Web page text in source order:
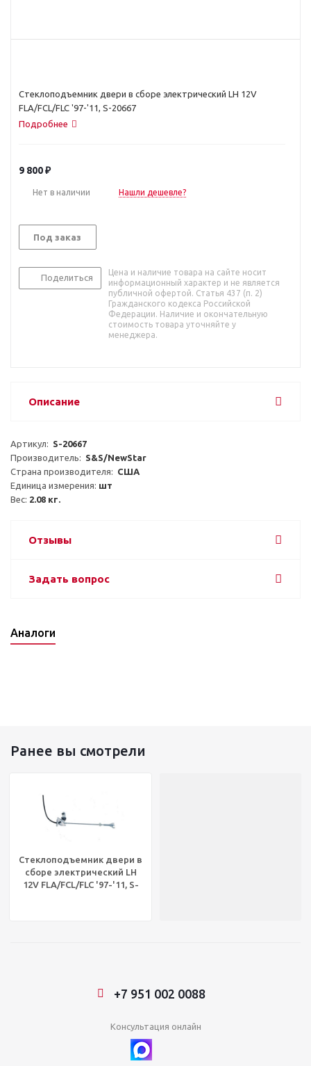
Стеклоподъемник двери в сборе электрический LH 12V
FLA/FCL/FLC '97-'11, S-20667
Подробнее
9 800₽
Нет в наличии Нашли дешевле?
Под заказ
Поделиться
Цена и наличие товара на сайте носит
информационный характер и не является
публичной офертой. Статья 437 (п. 2)
Гражданского кодекса Российской
Федерации. Наличие и окончательную
стоимость товара уточняйте у
менеджера.
Описание
Артикул: S-20667
Производитель: S&S/NewStar
Страна производителя: США
Единица измерения: шт
Вес: 2.08 кг.
Отзывы
Задать вопрос
Аналоги
Ранее вы смотрели
Стеклоподъемник двери в
сборе электрический LH
12V FLA/FCL/FLC '97-'11, S-
+7 951 002 0088
Консультация онлайн